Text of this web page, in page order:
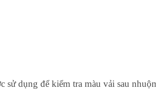
dụng để kiểm tra màu vải sau